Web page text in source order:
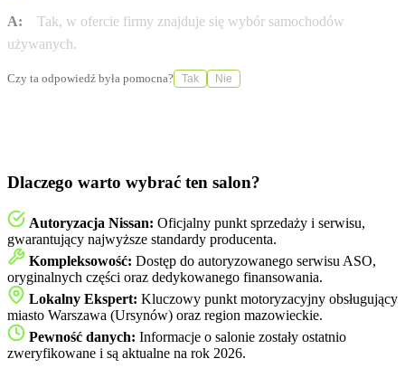
A:
Tak, w ofercie firmy znajduje się wybór samochodów
używanych.
Czy ta odpowiedź była pomocna? Tak Nie
Dlaczego warto wybrać ten salon?
Autoryzacja Nissan: Oficjalny punkt sprzedaży i serwisu,
gwarantujący najwyższe standardy producenta.
Kompleksowość: Dostęp do autoryzowanego serwisu ASO,
oryginalnych części oraz dedykowanego finansowania.
Lokalny Ekspert: Kluczowy punkt motoryzacyjny obsługujący
miasto Warszawa (Ursynów) oraz region mazowieckie.
Pewność danych: Informacje o salonie zostały ostatnio
zweryfikowane i są aktualne na rok 2026.